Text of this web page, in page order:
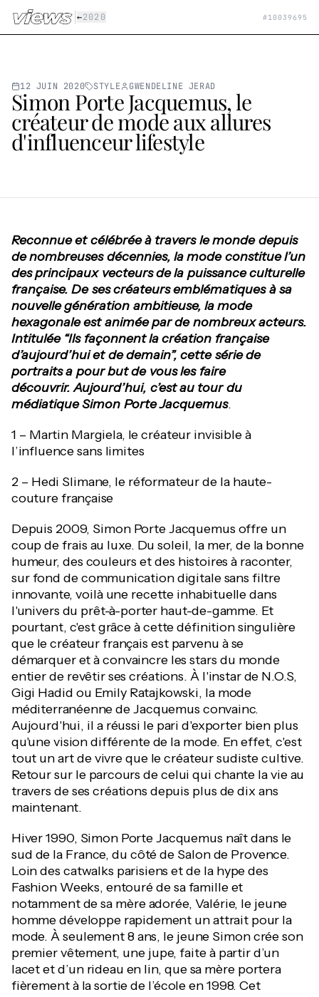
Aller au contenu principal
←2020 # 10039695
12 JUIN 2020 STYLE GWENDELINE JERAD
Simon Porte Jacquemus, le
créateur de mode aux allures
d'influenceur lifestyle
Reconnue et célébrée à travers le monde depuis
de nombreuses décennies, la mode constitue l’un
des principaux vecteurs de la puissance culturelle
française. De ses créateurs emblématiques à sa
nouvelle génération ambitieuse, la mode
hexagonale est animée par de nombreux acteurs.
Intitulée “Ils façonnent la création française
d’aujourd’hui et de demain”, cette série de
portraits a pour but de vous les faire
découvrir. Aujourd’hui, c’est au tour du
médiatique Simon Porte Jacquemus.
1 – Martin Margiela, le créateur invisible à
l’influence sans limites
2 – Hedi Slimane, le réformateur de la haute-
couture française
Depuis 2009, Simon Porte Jacquemus offre un
coup de frais au luxe. Du soleil, la mer, de la bonne
humeur, des couleurs et des histoires à raconter,
sur fond de communication digitale sans filtre
innovante, voilà une recette inhabituelle dans
l'univers du prêt-à-porter haut-de-gamme. Et
pourtant, c'est grâce à cette définition singulière
que le créateur français est parvenu à se
démarquer et à convaincre les stars du monde
entier de revêtir ses créations. À l'instar de N.O.S,
Gigi Hadid ou Emily Ratajkowski, la mode
méditerranéenne de Jacquemus convainc.
Aujourd'hui, il a réussi le pari d'exporter bien plus
qu'une vision différente de la mode. En effet, c'est
tout un art de vivre que le créateur sudiste cultive.
Retour sur le parcours de celui qui chante la vie au
travers de ses créations depuis plus de dix ans
maintenant.
Hiver 1990, Simon Porte Jacquemus naît dans le
sud de la France, du côté de Salon de Provence.
Loin des catwalks parisiens et de la hype des
Fashion Weeks, entouré de sa famille et
notamment de sa mère adorée, Valérie, le jeune
homme développe rapidement un attrait pour la
mode. À seulement 8 ans, le jeune Simon crée son
premier vêtement, une jupe, faite à partir d’un
lacet et d’un rideau en lin, que sa mère portera
fièrement à la sortie de l’école en 1998. Cet